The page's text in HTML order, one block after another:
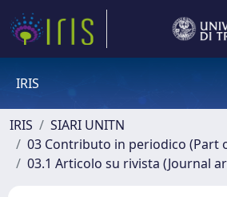
IRIS
IRIS
SIARI UNITN
03 Contributo in periodico (Part
03.1 Articolo su rivista (Journal